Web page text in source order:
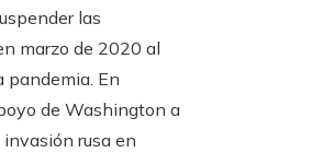
las
marzo de 2020 al
pandemia. En
de Washington a
rusa en